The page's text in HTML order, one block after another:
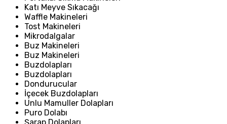
Katı Meyve Sıkacağı
Waffle Makineleri
Tost Makineleri
Mikrodalgalar
Buz Makineleri
Buz Makineleri
Buzdolapları
Buzdolapları
Dondurucular
İçecek Buzdolapları
Unlu Mamuller Dolapları
Puro Dolabı
Şarap Dolapları